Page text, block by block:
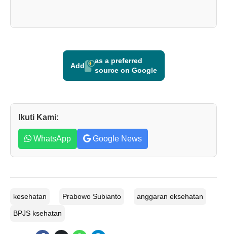
Add
as a preferred
source on Google
Ikuti Kami:
WhatsApp Google News
kesehatan Prabowo Subianto anggaran eksehatan
BPJS ksehatan